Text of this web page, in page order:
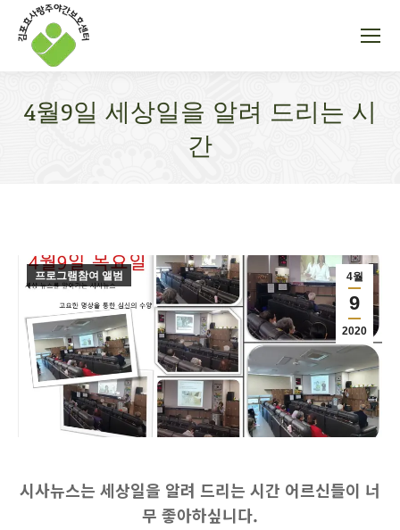
4월9일 세상일을 알려 드리는 시
간
4월
9
2020
프로그램참여 앨범
시사뉴스는 세상일을 알려 드리는 시간 어르신들이 너
무 좋아하싶니다.